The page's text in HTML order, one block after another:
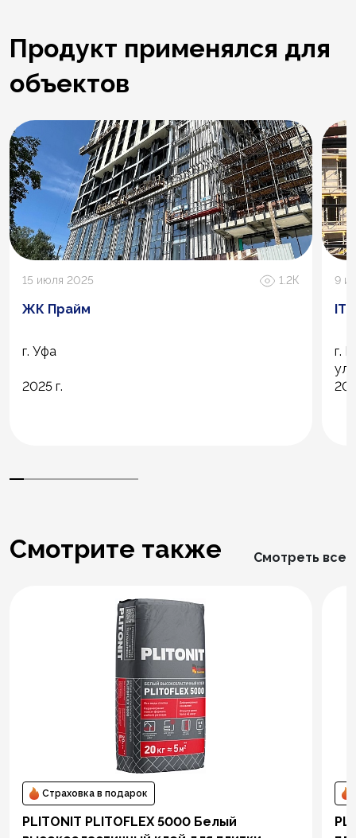
Продукт применялся для
объектов
15 июля 2025 1.2К
ЖК Прайм
г. Уфа
2025 г.
9
IT-
г.
Смотрите также Смотреть все
Страховка в подарок
PLITONIT PLITOFLEX 5000 Белый